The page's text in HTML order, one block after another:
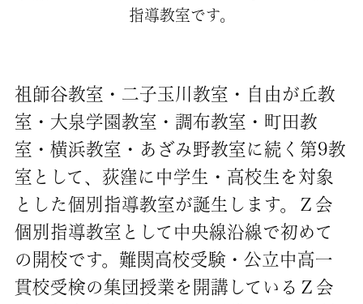
指導教室です。
祖師谷教室・二子玉川教室・自由が丘教
室・大泉学園教室・調布教室・町田教
室・横浜教室・あざみ野教室に続く第9教
室として、荻窪に中学生・高校生を対象
とした個別指導教室が誕生します。Ｚ会
個別指導教室として中央線沿線で初めて
の開校です。難関高校受験・公立中高一
貫校受検の集団授業を開講しているＺ会